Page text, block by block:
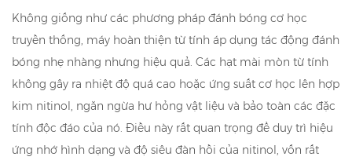
Không giống như các phương pháp đánh bóng cơ học
truyền thống, máy hoàn thiện từ tính áp dụng tác động đánh
bóng nhẹ nhàng nhưng hiệu quả. Các hạt mài mòn từ tính
không gây ra nhiệt độ quá cao hoặc ứng suất cơ học lên hợp
kim nitinol, ngăn ngừa hư hỏng vật liệu và bảo toàn các đặc
tính độc đáo của nó. Điều này rất quan trọng để duy trì hiệu
ứng nhớ hình dạng và độ siêu đàn hồi của nitinol, vốn rất